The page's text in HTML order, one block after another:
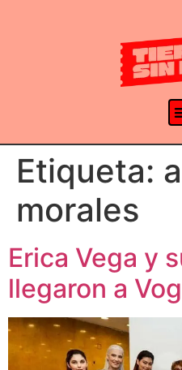
Etiqueta:
morales
Erica Vega y
llegaron a